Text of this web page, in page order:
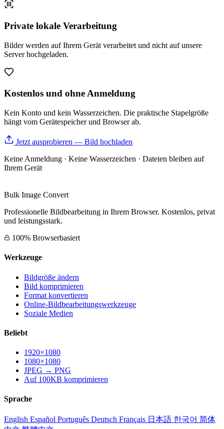
Private lokale Verarbeitung
Bilder werden auf Ihrem Gerät verarbeitet und nicht auf unsere
Server hochgeladen.
Kostenlos und ohne Anmeldung
Kein Konto und kein Wasserzeichen. Die praktische Stapelgröße
hängt vom Gerätespeicher und Browser ab.
Jetzt ausprobieren — Bild hochladen
Keine Anmeldung · Keine Wasserzeichen · Dateien bleiben auf
Ihrem Gerät
Bulk Image Convert
Professionelle Bildbearbeitung in Ihrem Browser. Kostenlos, privat
und leistungsstark.
100% Browserbasiert
Werkzeuge
Bildgröße ändern
Bild komprimieren
Format konvertieren
Online-Bildbearbeitungswerkzeuge
Soziale Medien
Beliebt
1920×1080
1080×1080
JPEG → PNG
Auf 100KB komprimieren
Sprache
English Español Português Deutsch Français 日本語 한국어 简体